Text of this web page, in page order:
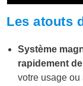
Les atouts
Système
rapidement
votre usage